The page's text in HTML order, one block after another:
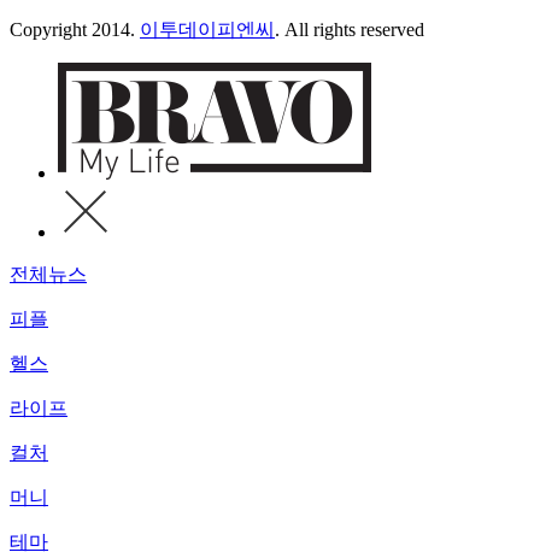
Copyright 2014. 이투데이피엔씨 . All rights reserved
전체뉴스
피플
헬스
라이프
컬처
머니
테마